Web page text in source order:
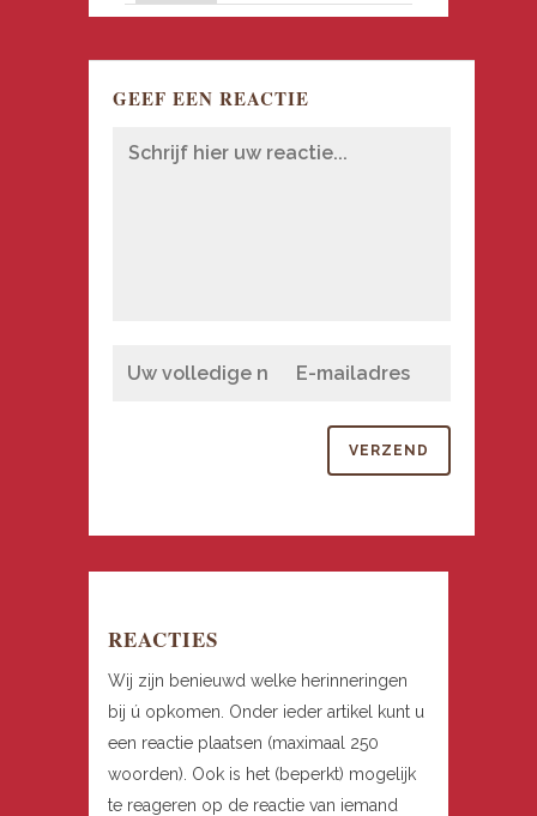
GEEF EEN REACTIE
REACTIES
Wij zijn benieuwd welke herinneringen
bij ú opkomen. Onder ieder artikel kunt u
een reactie plaatsen (maximaal 250
woorden). Ook is het (beperkt) mogelijk
te reageren op de reactie van iemand